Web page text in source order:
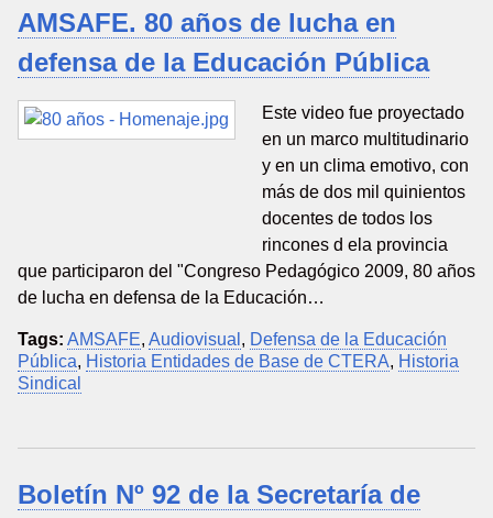
AMSAFE. 80 años de lucha en
defensa de la Educación Pública
Este video fue proyectado
en un marco multitudinario
y en un clima emotivo, con
más de dos mil quinientos
docentes de todos los
rincones d ela provincia
que participaron del "Congreso Pedagógico 2009, 80 años
de lucha en defensa de la Educación…
Tags: AMSAFE, Audiovisual , Defensa de la Educación
Pública, Historia Entidades de Base de CTERA, Historia
Sindical
Boletín Nº 92 de la Secretaría de